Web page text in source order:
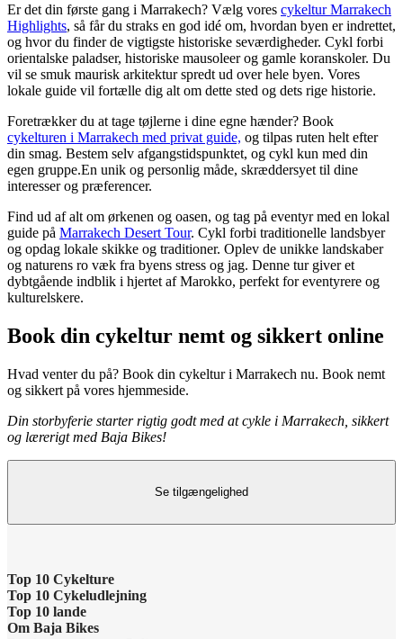
Er det din første gang i Marrakech? Vælg vores cykeltur Marrakech
Highlights, så får du straks en god idé om, hvordan byen er indrettet,
og hvor du finder de vigtigste historiske seværdigheder. Cykl forbi
orientalske paladser, historiske mausoleer og gamle koranskoler. Du
vil se smuk maurisk arkitektur spredt ud over hele byen. Vores
lokale guide vil fortælle dig alt om dette sted og dets rige historie.
Foretrækker du at tage tøjlerne i dine egne hænder? Book
cykelturen i Marrakech med privat guide, og tilpas ruten helt efter
din smag. Bestem selv afgangstidspunktet, og cykl kun med din
egen gruppe.En unik og personlig måde, skræddersyet til dine
interesser og præferencer.
Find ud af alt om ørkenen og oasen, og tag på eventyr med en lokal
guide på Marrakech Desert Tour. Cykl forbi traditionelle landsbyer
og opdag lokale skikke og traditioner. Oplev de unikke landskaber
og naturens ro væk fra byens stress og jag. Denne tur giver et
dybtgående indblik i hjertet af Marokko, perfekt for eventyrere og
kulturelskere.
Book din cykeltur nemt og sikkert online
Hvad venter du på? Book din cykeltur i Marrakech nu. Book nemt
og sikkert på vores hjemmeside.
Din storbyferie starter rigtig godt med at cykle i Marrakech, sikkert
og lærerigt med Baja Bikes!
Se tilgængelighed
Top 10 Cykelture
Cykeltur i Barcelona: højdepunkterne
Top 10 Cykeludlejning
Barcelona Cykeludlejning
Top 10 lande
Om Baja Bikes